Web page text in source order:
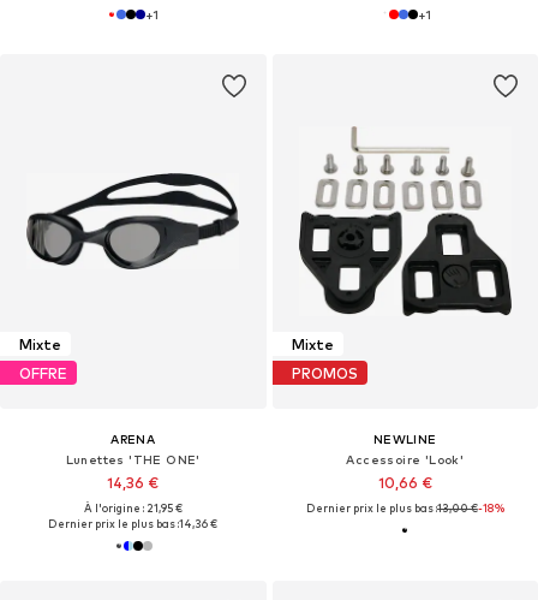
+1 +1
Mixte
OFFRE
ARENA
Lunettes 'THE ONE'
14,36 €
À l'origine : 21,95 €
Dernier prix le plus bas :14,36 €
Mixte
PROMOS
NEWLINE
Accessoire 'Look'
10,66 €
Dernier prix le plus bas :13,00 €-18%